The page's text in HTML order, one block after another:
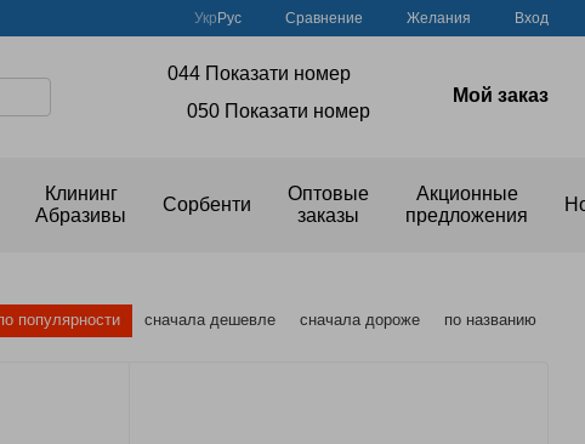
Укр Рус Сравнение Желания Вход
044 Показати номер
050 Показати номер
Мой заказ
Клининг
Абразивы
Сорбенти
Оптовые
заказы
Акционные
предложения
популярности сначала дешевле сначала дороже по названию